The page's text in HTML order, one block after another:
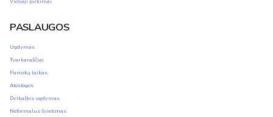
PASLAUGOS
Ugdymas
Tvarkaraščiai
Pamokų laikas
Atostogos
Dvikalbis ugdymas
Neformalus švietimas